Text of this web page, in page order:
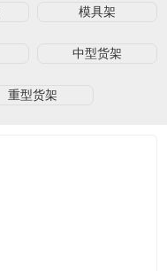
模具架
中型货架
重型货架